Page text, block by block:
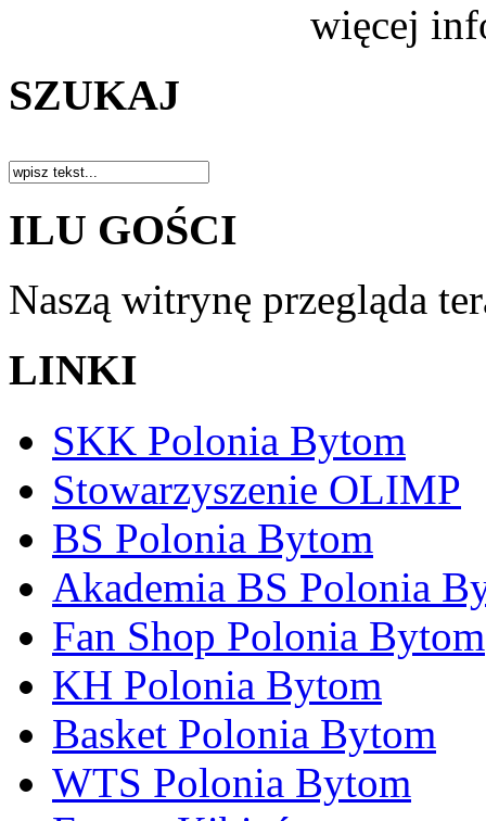
więcej
SZUKAJ
ILU GOŚCI
Naszą witrynę przegląda
LINKI
SKK Polonia Bytom
Stowarzyszenie OLIMP
BS Polonia Bytom
Akademia BS Polonia
Fan Shop Polonia Bytom
KH Polonia Bytom
Basket Polonia Bytom
WTS Polonia Bytom